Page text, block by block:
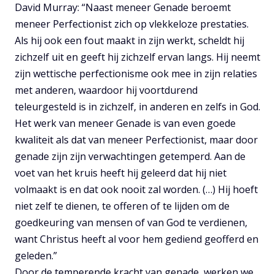
David Murray: “Naast meneer Genade beroemt
meneer Perfectionist zich op vlekkeloze prestaties.
Als hij ook een fout maakt in zijn werkt, scheldt hij
zichzelf uit en geeft hij zichzelf ervan langs. Hij neemt
zijn wettische perfectionisme ook mee in zijn relaties
met anderen, waardoor hij voortdurend
teleurgesteld is in zichzelf, in anderen en zelfs in God.
Het werk van meneer Genade is van even goede
kwaliteit als dat van meneer Perfectionist, maar door
genade zijn zijn verwachtingen getemperd. Aan de
voet van het kruis heeft hij geleerd dat hij niet
volmaakt is en dat ook nooit zal worden. (…) Hij hoeft
niet zelf te dienen, te offeren of te lijden om de
goedkeuring van mensen of van God te verdienen,
want Christus heeft al voor hem gediend geofferd en
geleden.”